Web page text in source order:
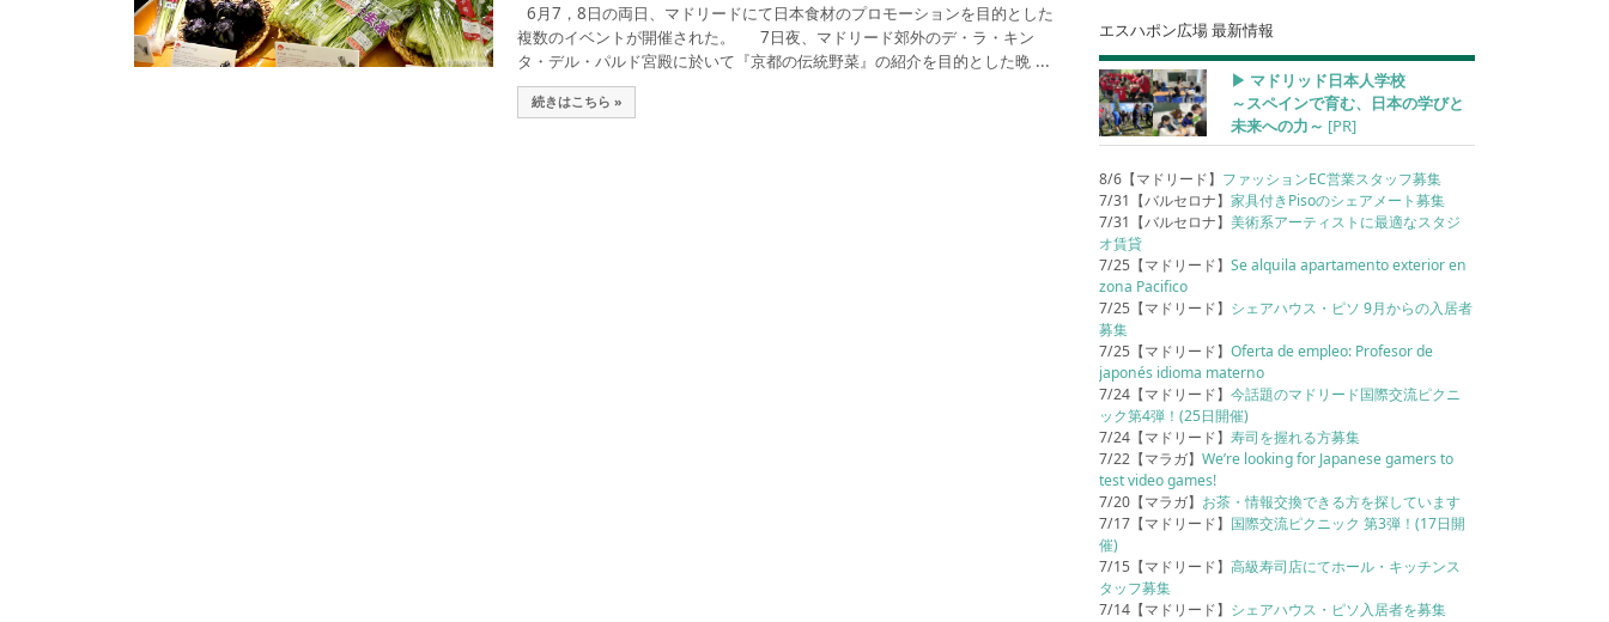
6月7，8日の両日、マドリードにて日本食材のプロモーションを目的とした
複数のイベントが開催された。 7日夜、マドリード郊外のデ・ラ・キン
タ・デル・パルド宮殿に於いて『京都の伝統野菜』の紹介を目的とした晩 ...
続きはこちら »
エスハポン広場 最新情報
▶︎ マドリッド日本人学校
～スペインで育む、日本の学びと
未来への力～ [PR]
8/6【マドリード】 ファッションEC営業スタッフ募集
7/31【バルセロナ】家具付きPisoのシェアメート募集
7/31【バルセロナ】美術系アーティストに最適なスタジ
オ賃貸
7/25【マドリード】Se alquila apartamento exterior en
zona Pacifico
7/25【マドリード】 シェアハウス・ピソ 9月からの入居者
募集
7/25【マドリード】Oferta de empleo: Profesor de
japonés idioma materno
7/24【マドリード】今話題のマドリード国際交流ピクニ
ック第4弾！(25日開催)
7/24【マドリード】寿司を握れる方募集
7/22【マラガ】We’re looking for Japanese gamers to
test video games!
7/20【マラガ】 お茶・情報交換できる方を探しています
7/17【マドリード】 国際交流ピクニック 第3弾！(17日開
催)
7/15【マドリード】高級寿司店にてホール・キッチンス
タッフ募集
7/14【マドリード】 シェアハウス・ピソ入居者を募集